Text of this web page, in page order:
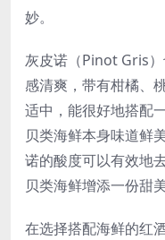
妙。
灰皮诺（Pinot Gris
感清爽，带有柑橘、
适中，能很好地搭配
贝类海鲜本身味道鲜
诺的酸度可以有效地
贝类海鲜增添一份甜美
在选择搭配海鲜的红